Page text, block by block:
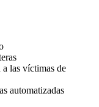
las víctimas de
automatizadas